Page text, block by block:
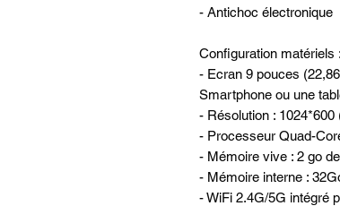
- Antichoc électronique
Configuration matériels :
- Ecran 9 pouces
Smartphone ou une
- Résolution :
- Processeur Quad-
- Mémoire vive : 2 go
- Mémoire interne :
- WiFi 2.4G/5G intégré